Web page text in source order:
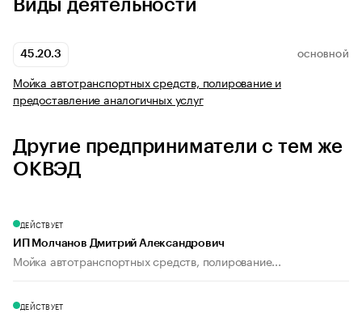
Виды деятельности
45.20.3 ОСНОВНОЙ
Мойка автотранспортных средств, полирование и
предоставление аналогичных услуг
Другие предприниматели с тем же
ОКВЭД
ДЕЙСТВУЕТ
ИП Молчанов Дмитрий Александрович
Мойка автотранспортных средств, полирование...
ДЕЙСТВУЕТ